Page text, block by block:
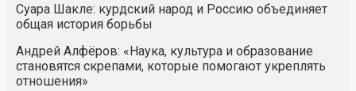
Суара Шакле: курдский народ и Россию объединяет
общая история борьбы
Андрей Алфёров: «Наука, культура и образование
становятся скрепами, которые помогают укреплять
отношения»